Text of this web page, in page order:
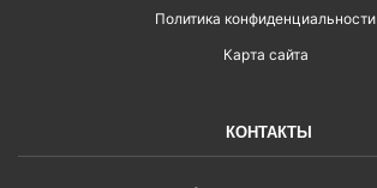
Политика конфиденциальности
Карта сайта
КОНТАКТЫ